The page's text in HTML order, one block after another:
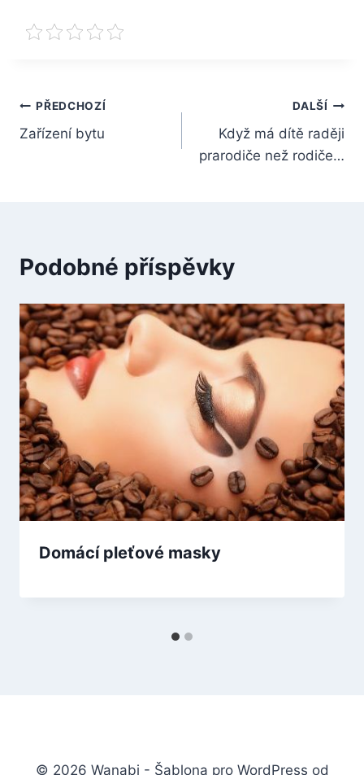
Navigace
pro
PŘEDCHOZÍ
Zařízení bytu
DALŠÍ
Když má dítě raději
prarodiče než rodiče…
Podobné příspěvky
Domácí pleťové masky
© 2026 Wanabi - Šablona pro WordPress od